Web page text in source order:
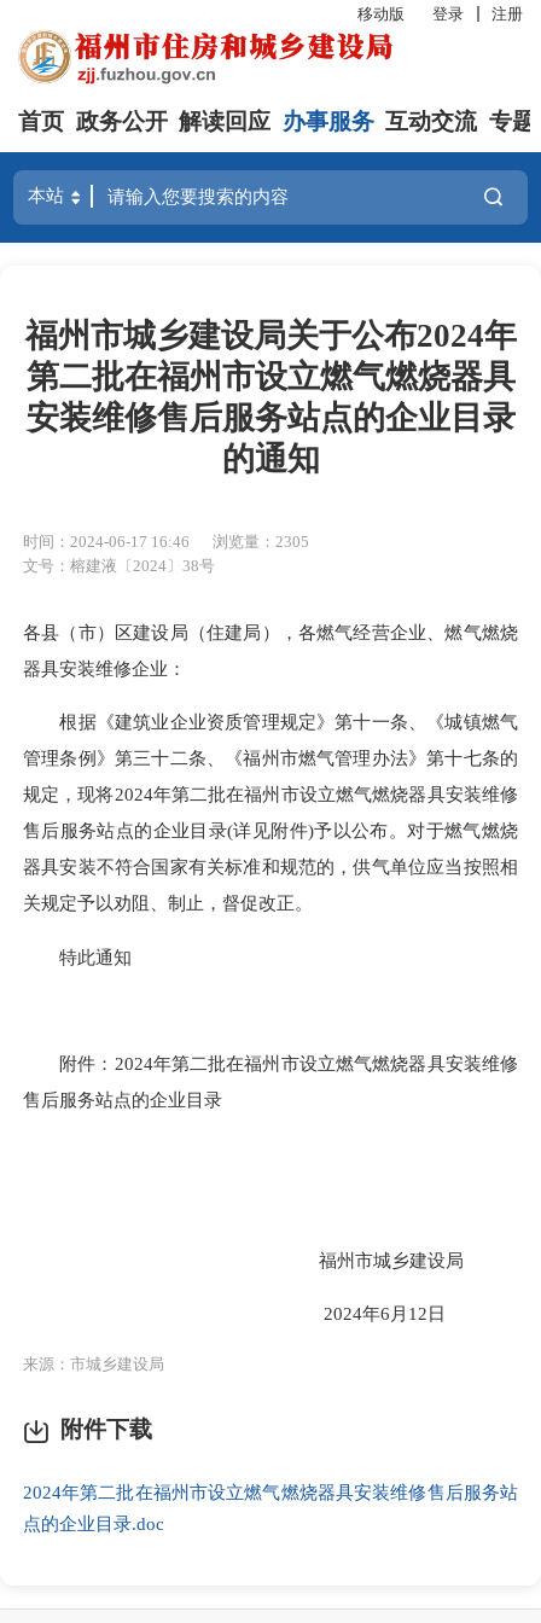
移动版 登录 注册
首页 政务公开 解读回应 办事服务 互动交流 专题
福州市城乡建设局关于公布2024年
第二批在福州市设立燃气燃烧器具
安装维修售后服务站点的企业目录
的通知
时间：2024-06-17 16:46
浏览量：2305
文号：榕建液〔2024〕38号
各县（市）区建设局（住建局），各燃气经营企业、燃气燃烧
器具安装维修企业 ：
根据《建筑业企业资质管理规定》第十一条、《城镇燃气
管理条例》第三十二条、《福州市燃气管理办法》第十七条的
规定，现将2024年第二批在福州市设立燃气燃烧器具安装维修
售后服务站点的企业目录(详见附件)予以公布。对于燃气燃烧
器具安装不符合国家有关标准和规范的，供气单位应当按照相
关规定予以劝阻、制止，督促改正。
特此通知
附件： 2024年第二批在福州市设立燃气燃烧器具安装维修
售 后服务站点的企业目录
福州市城乡建设局
2024年6月12日
来源：市城乡建设局
附件下载
2024年第二批在福州市设立燃气燃烧器具安装维修售后服务站
点的企业目录.doc